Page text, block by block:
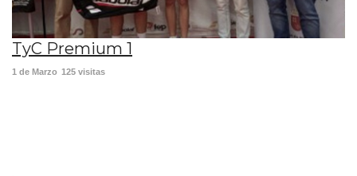
TyC Premium 1
1 de Marzo 125 visitas